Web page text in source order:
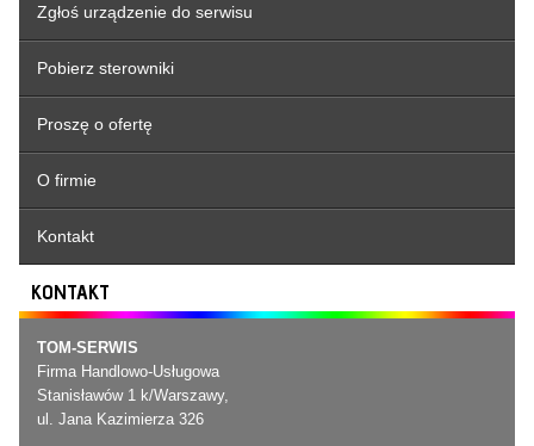
Zgłoś urządzenie do serwisu
Pobierz sterowniki
Proszę o ofertę
O firmie
Kontakt
KONTAKT
TOM-SERWIS
Firma Handlowo-Usługowa
Stanisławów 1 k/Warszawy,
ul. Jana Kazimierza 326